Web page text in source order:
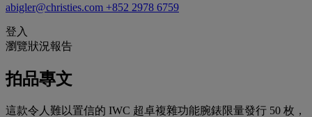
abigler@christies.com +852 2978 6759
登入
瀏覽狀況報告
拍品專文
這款令人難以置信的 IWC 超卓複雜功能腕錶限量發行 50 枚，